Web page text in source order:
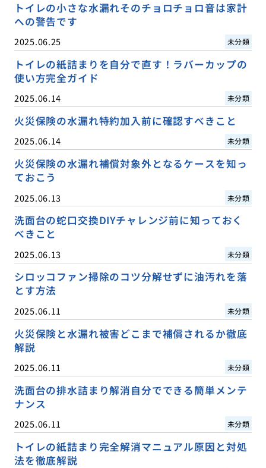
トイレの小さな水漏れそのチョロチョロ音は家計
への警告です
2025.06.25 未分類
トイレの紙詰まりを自分で直す！ラバーカップの
使い方完全ガイド
2025.06.14 未分類
火災保険の水漏れ特約加入前に確認すべきこと
2025.06.14 未分類
火災保険の水漏れ補償対象外となるケースを知っ
ておこう
2025.06.13 未分類
洗面台の蛇口交換DIYチャレンジ前に知っておく
べきこと
2025.06.13 未分類
シロッコファン掃除のコツ分解せずに油汚れを落
とす方法
2025.06.11 未分類
火災保険と水漏れ被害どこまで補償されるか徹底
解説
2025.06.11 未分類
洗面台の排水詰まり解消自分でできる簡単メンテ
ナンス
2025.06.11 未分類
トイレの紙詰まり完全解消マニュアル原因と対処
法を徹底解説